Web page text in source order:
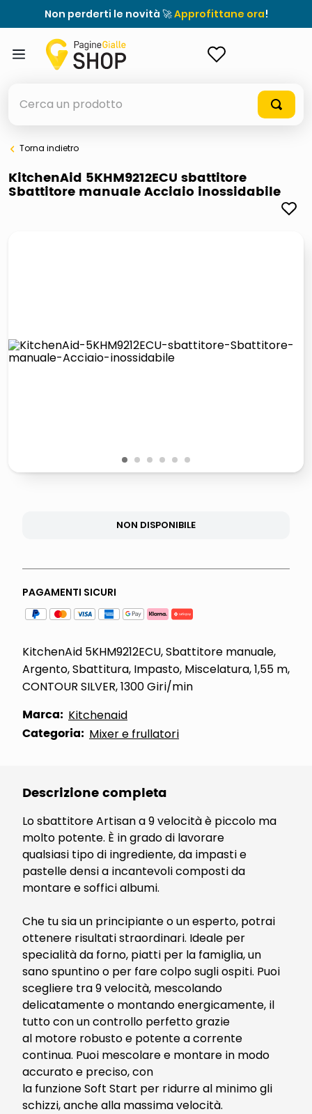
Non perderti le novità 🚀Approfittane ora!
elenchi telefonici
meme
pattumiera raccolta differenziata
elenco telefonico
Torna indietro
KitchenAid 5KHM9212ECU sbattitore
Sbattitore manuale Acciaio inossidabile
1 2 3 4 5 6
NON DISPONIBILE
PAGAMENTI SICURI
KitchenAid 5KHM9212ECU, Sbattitore manuale,
Argento, Sbattitura, Impasto, Miscelatura, 1,55 m,
CONTOUR SILVER, 1300 Giri/min
Marca: Kitchenaid
Categoria: Mixer e frullatori
Descrizione completa
Lo sbattitore Artisan a 9 velocità è piccolo ma
molto potente. È in grado di lavorare
qualsiasi tipo di ingrediente, da impasti e
pastelle densi a incantevoli composti da
montare e soffici albumi.
Che tu sia un principiante o un esperto, potrai
ottenere risultati straordinari. Ideale per
specialità da forno, piatti per la famiglia, un
sano spuntino o per fare colpo sugli ospiti. Puoi
scegliere tra 9 velocità, mescolando
delicatamente o montando energicamente, il
tutto con un controllo perfetto grazie
al motore robusto e potente a corrente
continua. Puoi mescolare e montare in modo
accurato e preciso, con
la funzione Soft Start per ridurre al minimo gli
schizzi, anche alla massima velocità.